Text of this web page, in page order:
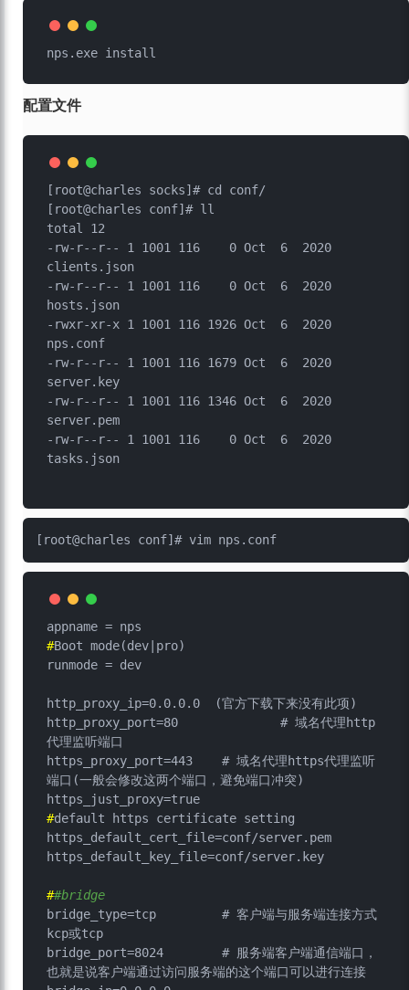
配置文件
[root@charles socks]# cd conf/
[root@charles conf]# ll
total 12
-rw-r--r-- 1 1001 116    0 Oct  6  2020
clients.json
-rw-r--r-- 1 1001 116    0 Oct  6  2020
hosts.json
-rwxr-xr-x 1 1001 116 1926 Oct  6  2020
nps.conf
-rw-r--r-- 1 1001 116 1679 Oct  6  2020
server.key
-rw-r--r-- 1 1001 116 1346 Oct  6  2020
server.pem
-rw-r--r-- 1 1001 116    0 Oct  6  2020
tasks.json
#Boot mode(dev|pro)
runmode = dev
http_proxy_ip=0.0.0.0  (官方下载下来没有此项)
http_proxy_port=80		# 域名代理http
代理监听端口
https_proxy_port=443	# 域名代理https代理监听
端口(一般会修改这两个端口，避免端口冲突)
#default https certificate setting
https_default_cert_file=conf/server.pem
##bridge
bridge_type=tcp		# 客户端与服务端连接方式
kcp或tcp
bridge_port=8024	# 服务端客户端通信端口，
也就是说客户端通过访问服务端的这个端口可以进行连接